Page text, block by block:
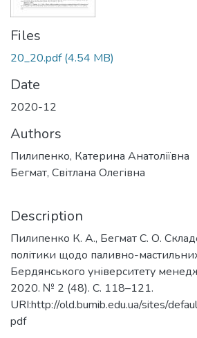
Files
20_20.pdf(4.54 MB)
Date
2020-12
Authors
Пилипенко, Катерина Анатоліївна
Бегмат, Світлана Олегівна
Description
Пилипенко К. А., Бегмат С. О.
політики щодо паливно-
Бердянського університету
2020. № 2 (48). С. 118–121.
URI:http://old.bumib.edu.ua/sites/
pdf